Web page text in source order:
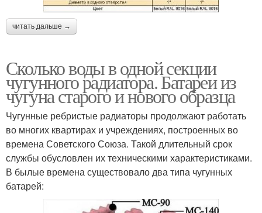
читать дальше →
Сколько воды в одной секции
чугунного радиатора. Батареи из
чугуна старого и нового образца
Чугунные ребристые радиаторы продолжают работать
во многих квартирах и учреждениях, построенных во
времена Советского Союза. Такой длительный срок
службы обусловлен их техническими характеристиками.
В былые времена существовало два типа чугунных
батарей: